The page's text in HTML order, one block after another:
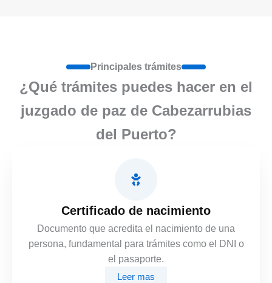
Principales trámites
¿Qué trámites puedes hacer en el
juzgado de paz de Cabezarrubias
del Puerto?
Certificado de nacimiento
Documento que acredita el nacimiento de una
persona, fundamental para trámites como el DNI o
el pasaporte.
Leer mas